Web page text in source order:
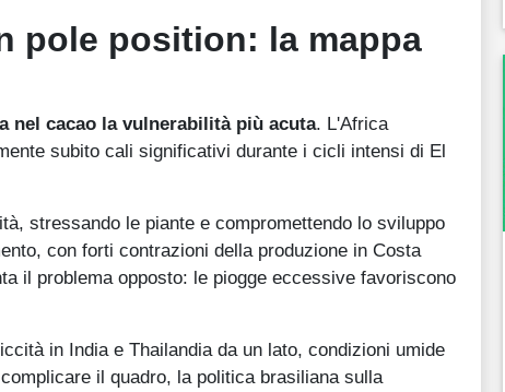
pole position: la mappa
nel cacao la vulnerabilità più acuta. L'Africa
subito cali significativi durante i cicli intensi di El
stressando le piante e compromettendo lo sviluppo
con forti contrazioni della produzione in Costa
il problema opposto: le piogge eccessive favoriscono
in India e Thailandia da un lato, condizioni umide
il quadro, la politica brasiliana sulla